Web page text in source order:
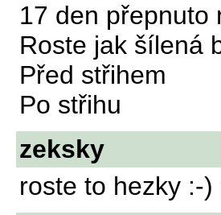
17 den přepnuto
Roste jak šílená
Před střihem
Po střihu
zeksky
roste to hezky :-